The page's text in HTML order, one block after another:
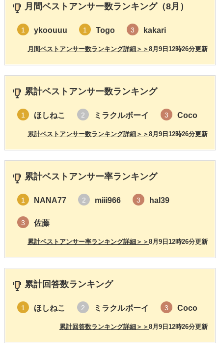
月間ベストアンサー数ランキング（8月）
1 ykoouuu 1 Togo 3 kakari
8月9日12時26分更新
月間ベストアンサー数ランキング詳細＞＞
累計ベストアンサー数ランキング
1 ほしねこ 2 ミラクルボーイ 3 Coco
8月9日12時26分更新
累計ベストアンサー数ランキング詳細＞＞
累計ベストアンサー率ランキング
1 NANA77 2 miii966 3 hal39
3 佐藤
8月9日12時26分更新
累計ベストアンサー率ランキング詳細＞＞
累計回答数ランキング
1 ほしねこ 2 ミラクルボーイ 3 Coco
8月9日12時26分更新
累計回答数ランキング詳細＞＞